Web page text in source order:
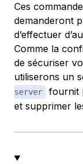
Ces
demanderont
d’effectuer
Comme la
de sécuriser
utiliserons un
server
fournit
et supprimer